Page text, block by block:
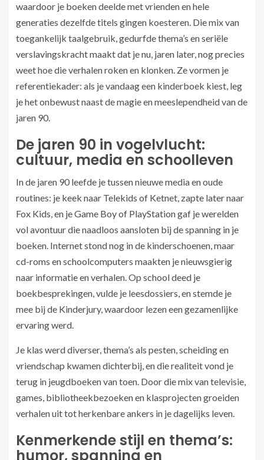
waardoor je boeken deelde met vrienden en hele
generaties dezelfde titels gingen koesteren. Die mix van
toegankelijk taalgebruik, gedurfde thema’s en seriële
verslavingskracht maakt dat je nu, jaren later, nog precies
weet hoe die verhalen roken en klonken. Ze vormen je
referentiekader: als je vandaag een kinderboek kiest, leg
je het onbewust naast de magie en meeslependheid van de
jaren 90.
De jaren 90 in vogelvlucht:
cultuur, media en schoolleven
In de jaren 90 leefde je tussen nieuwe media en oude
routines: je keek naar Telekids of Ketnet, zapte later naar
Fox Kids, en je Game Boy of PlayStation gaf je werelden
vol avontuur die naadloos aansloten bij de spanning in je
boeken. Internet stond nog in de kinderschoenen, maar
cd-roms en schoolcomputers maakten je nieuwsgierig
naar informatie en verhalen. Op school deed je
boekbesprekingen, vulde je leesdossiers, en stemde je
mee bij de Kinderjury, waardoor lezen een gezamenlijke
ervaring werd.
Je klas werd diverser, thema’s als pesten, scheiding en
vriendschap kwamen dichterbij, en die realiteit vond je
terug in jeugdboeken van toen. Door die mix van televisie,
games, bibliotheekbezoeken en klasprojecten groeiden
verhalen uit tot herkenbare ankers in je dagelijks leven.
Kenmerkende stijl en thema’s:
humor, spanning en